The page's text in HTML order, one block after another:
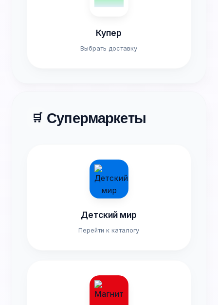
Купер
Выбрать доставку
🛒 Супермаркеты
Детский мир
Перейти к каталогу